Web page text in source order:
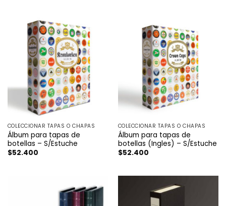
COLECCIONAR TAPAS O CHAPAS
Álbum para tapas de
botellas – S/Estuche
$52.400
COLECCIONAR TAPAS O CHAPAS
Álbum para tapas de
botellas (Ingles) – S/Estuche
$52.400